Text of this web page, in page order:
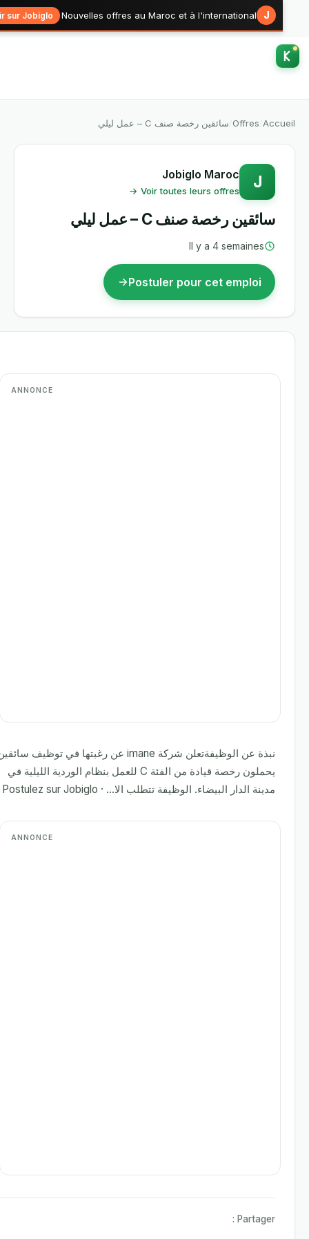
Nouvelles offres au Maroc et à l'international
Voir sur Jobiglo →
/
Offres
/سائقين رخصة صنف C – عمل ليلي
Jobiglo Maroc
Voir toutes leurs offres →
سائقين رخصة صنف C – عمل ليلي
Il y a 4 semaines
Postuler pour cet emploi
نبذة عن الوظيفةتعلن شركة imane عن رغبتها في توظيف سائقين
يحملون رخصة قيادة من الفئة C للعمل بنظام الوردية الليلية في
مدينة الدار البيضاء. الوظيفة تتطلب الا... · Postulez sur Jobiglo
Partager :